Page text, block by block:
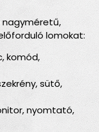
nagyméretű,
lomokat:
komód,
sütő,
nyomtató,